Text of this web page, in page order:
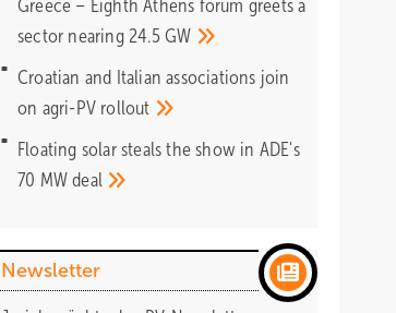
Greece – Eighth Athens forum greets a
sector nearing 24.5 GW
Croatian and Italian associations join
on agri-PV rollout
Floating solar steals the show in ADE's
70 MWdeal
Newsletter